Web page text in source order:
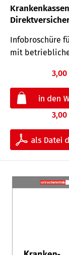
Infobroschüre
mit
3,00
3,00